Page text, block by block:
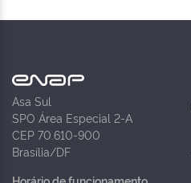
Asa Sul
SPO Área Especial 2-A
CEP 70.610-900
Brasília/DF